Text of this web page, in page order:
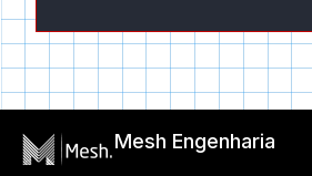
Mesh Engenharia